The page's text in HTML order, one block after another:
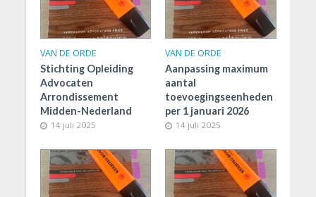
VAN DE ORDE
Stichting Opleiding
Advocaten
Arrondissement
Midden-Nederland
14 juli 2025
VAN DE ORDE
Aanpassing maximum
aantal
toevoegingseenheden
per 1 januari 2026
14 juli 2025